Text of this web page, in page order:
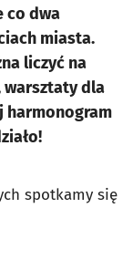
co dwa
miasta.
liczyć na
warsztaty dla
harmonogram
spotkamy się